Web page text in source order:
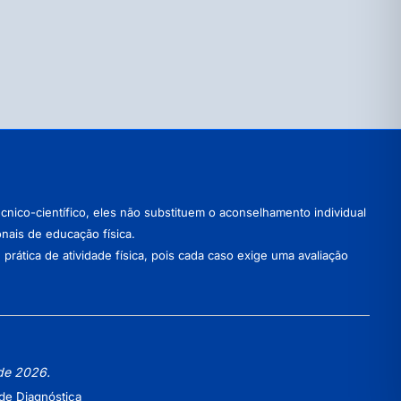
científico, eles não substituem o aconselhamento individual
de educação física.
de atividade física, pois cada caso exige uma avaliação
2026.
Diagnóstica